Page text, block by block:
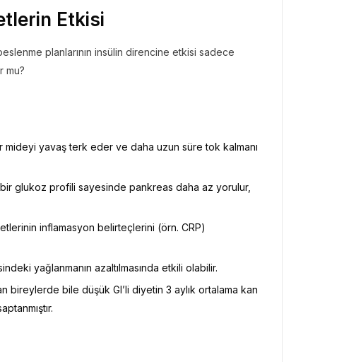
Etkisi
planlarının insülin direncine etkisi sadece
mu?
mideyi yavaş terk eder ve daha uzun süre tok kalmanı
bir glukoz profili sayesinde pankreas daha az yorulur,
inflamasyon belirteçlerini (örn. CRP)
yağlanmanın azaltılmasında etkili olabilir.
bireylerde bile düşük GI’li diyetin 3 aylık ortalama kan
Gezi Bülteni 1 ay önce